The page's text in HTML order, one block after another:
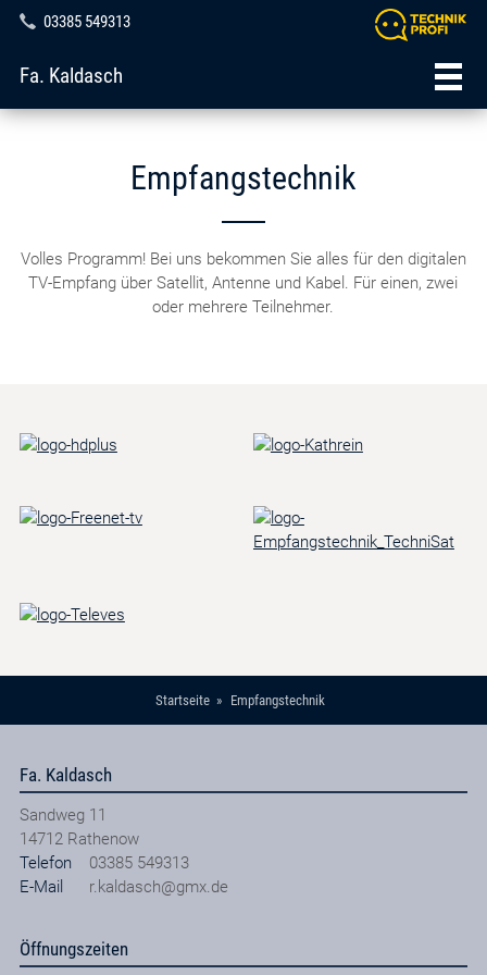
03385 549313
Fa. Kaldasch
Empfangstechnik
Volles Programm! Bei uns bekommen Sie alles für den digitalen
TV-Empfang über Satellit, Antenne und Kabel. Für einen, zwei
oder mehrere Teilnehmer.
Startseite Empfangstechnik
Fa. Kaldasch
Sandweg 11
14712 Rathenow
Telefon
03385 549313
E-Mail
r.kaldasch@gmx.de
Öffnungszeiten